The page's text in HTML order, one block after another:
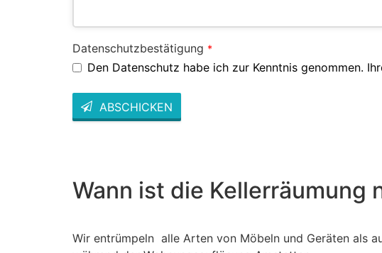
Datenschutzbestätigung *
Den Datenschutz habe ich zur Kenntnis genommen.
ABSCHICKEN
blank
Wann ist die Kellerräumung
Wir entrümpeln alle Arten von Möbeln und Geräten als